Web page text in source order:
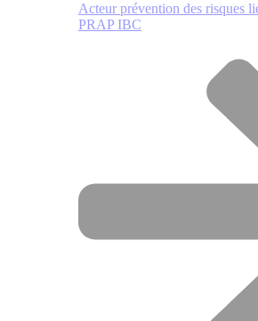
Acteur prévention des risques
PRAP IBC